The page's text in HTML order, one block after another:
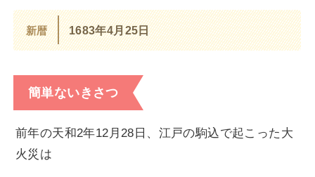
新暦 1683年4月25日
簡単ないきさつ
前年の天和2年12月28日、江戸の駒込で起こった大
火災は